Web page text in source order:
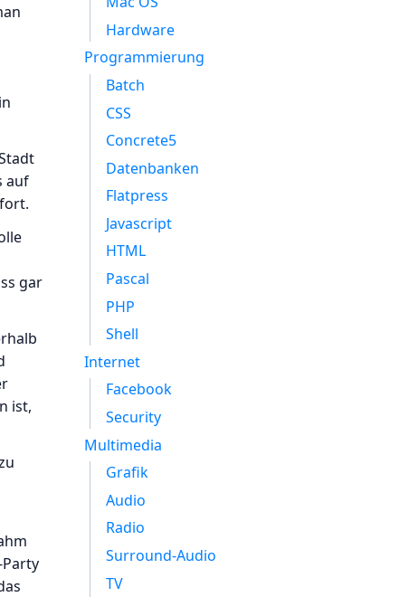
auf
gar
ist,
Hardware
Programmierung
Batch
CSS
Concrete5
Datenbanken
Flatpress
Javascript
HTML
Pascal
PHP
Shell
Internet
Facebook
Security
Multimedia
Grafik
Audio
Radio
Surround-Audio
TV